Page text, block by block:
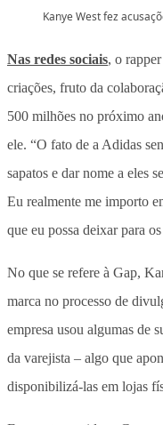
Kanye West fez
Nas redes sociais, o
criações, fruto da
500 milhões no próximo
ele. “O fato de a Adidas
sapatos e dar nome a eles
Eu realmente me importo
que eu possa deixar para
No que se refere à Gap,
marca no processo de
empresa usou algumas de
da varejista – algo que
disponibilizá-las em lojas